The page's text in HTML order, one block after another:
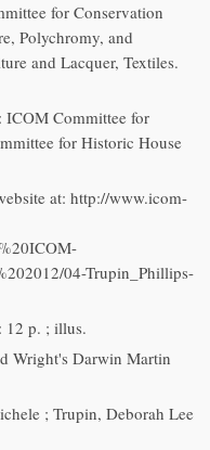
for Conservation
Polychromy, and
and Lacquer, Textiles.
ICOM Committee for
for Historic House
at: http://www.icom-
04-Trupin_Phillips-
12 p. ; illus.
Wright's Darwin Martin
; Trupin, Deborah Lee